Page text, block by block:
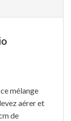
mélange
aérer et
de